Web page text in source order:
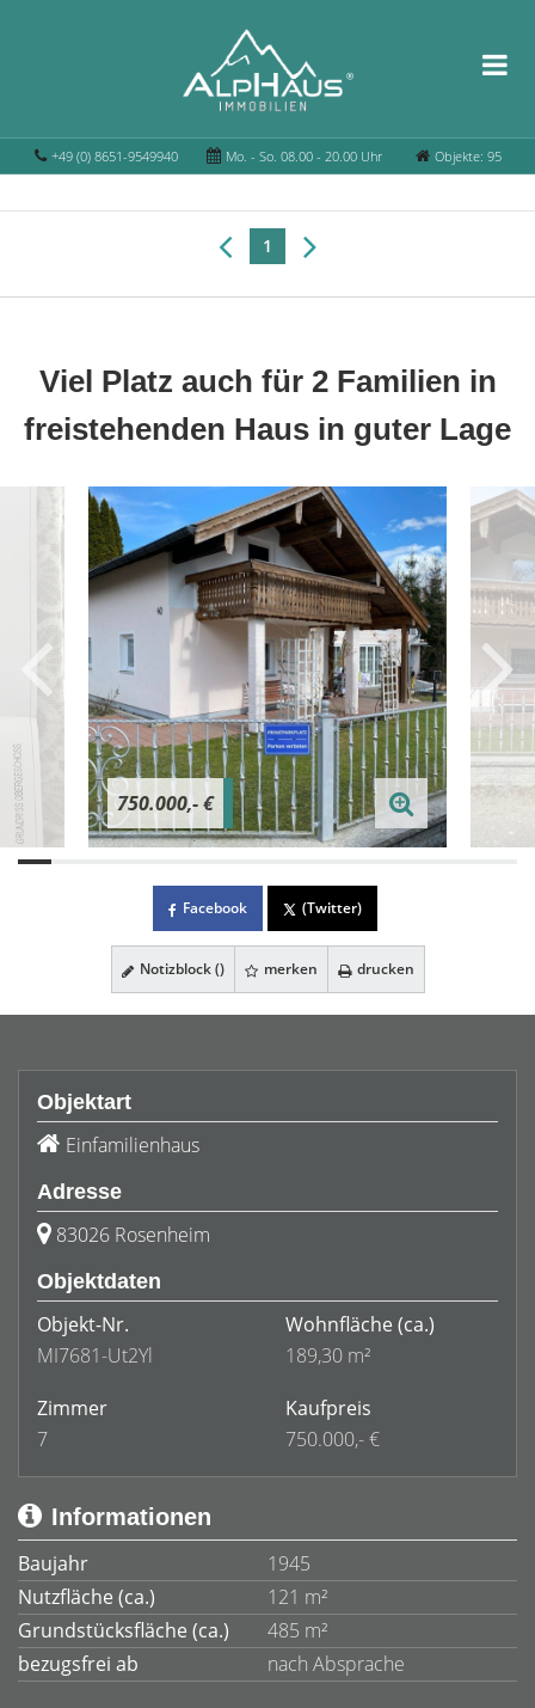
+49 (0) 8651-9549940 Mo. - So. 08.00 - 20.00 Uhr Objekte: 95
1
Viel Platz auch für 2 Familien in
freistehenden Haus in guter Lage
750.000,- €
Facebook (Twitter)
Notizblock () merken drucken
Objektart
Einfamilienhaus
Adresse
83026 Rosenheim
Objektdaten
Objekt-Nr.
MI7681-Ut2Yl
Wohnfläche (ca.)
189,30 m²
Zimmer
7
Kaufpreis
750.000,- €
Informationen
Baujahr
1945
Nutzfläche (ca.)
121 m²
Grundstücksfläche (ca.)
485 m²
bezugsfrei ab
nach Absprache